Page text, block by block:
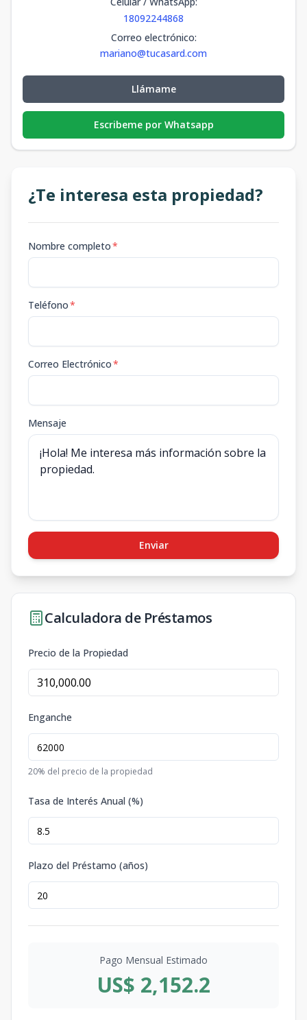
18092244868
Correo electrónico:
mariano@tucasard.com
Llámame
Escribeme por Whatsapp
¿Te interesa esta propiedad?
Nombre completo*
Teléfono*
Correo Electrónico*
Mensaje
Enviar
Calculadora de Préstamos
Precio de la Propiedad
Enganche
20% del precio de la propiedad
Tasa de Interés Anual (%)
Plazo del Préstamo (años)
Pago Mensual Estimado
US$ 2,152.2